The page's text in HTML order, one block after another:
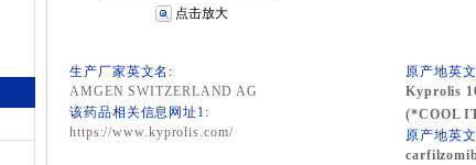
点击放大
生产厂家英文名:
AMGEN SWITZERLAND AG
该药品相关信息网址1:
https://www.kyprolis.com/
原产地英
Kyprolis
(*COOL
原产地英
carfilzomib